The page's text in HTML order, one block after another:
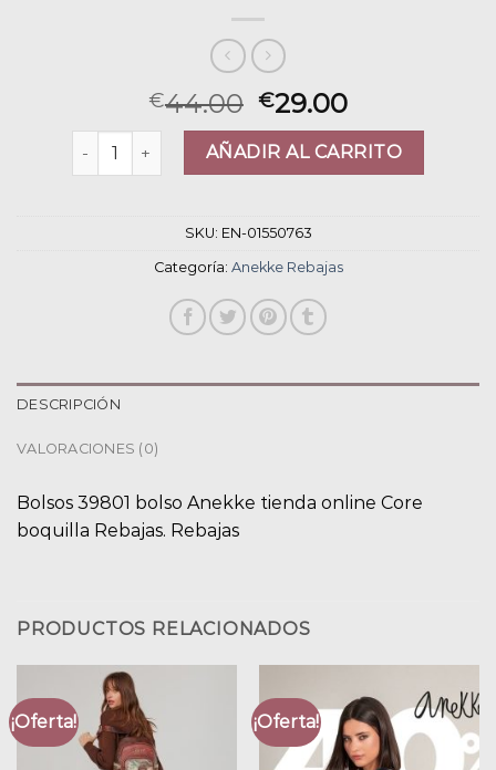
€44.00 €29.00
anekke rebajas cantidadAÑADIR AL CARRITO
SKU: EN-01550763
Categoría: Anekke Rebajas
DESCRIPCIÓN
VALORACIONES (0)
Bolsos 39801 bolso Anekke tienda online Core
boquilla Rebajas. Rebajas
PRODUCTOS RELACIONADOS
¡Oferta! ¡Oferta!